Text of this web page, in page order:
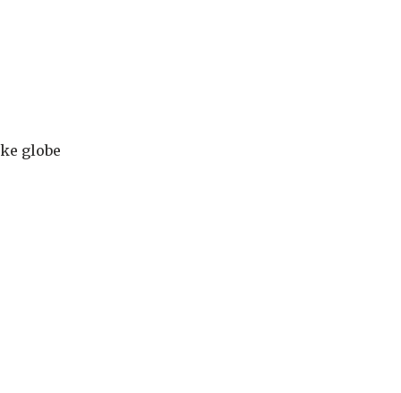
globe